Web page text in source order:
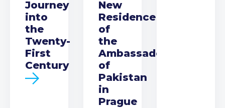
Journey
into
the
Twenty-
First
Century
New
Residence
of
the
Ambassador
of
Pakistan
in
Prague